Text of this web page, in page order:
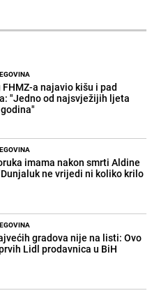
a najavio kišu i pad
"Jedno od najsvježijih ljeta
imama nakon smrti Aldine
ne vrijedi ni koliko krilo
gradova nije na listi: Ovo
Lidl prodavnica u BiH